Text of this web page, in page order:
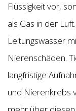
Flüssigkeit vor,
als Gas in der
Leitungswasser
Nierenschäden.
langfristige
und Nierenkrebs